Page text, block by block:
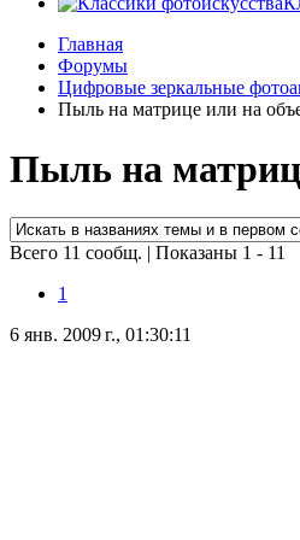
Главная
Форумы
Цифровые зеркальные
Пыль на матрице или на
Пыль на
Всего 11 сообщ. | Показаны 1 - 11
1
6 янв. 2009 г., 01:30:11